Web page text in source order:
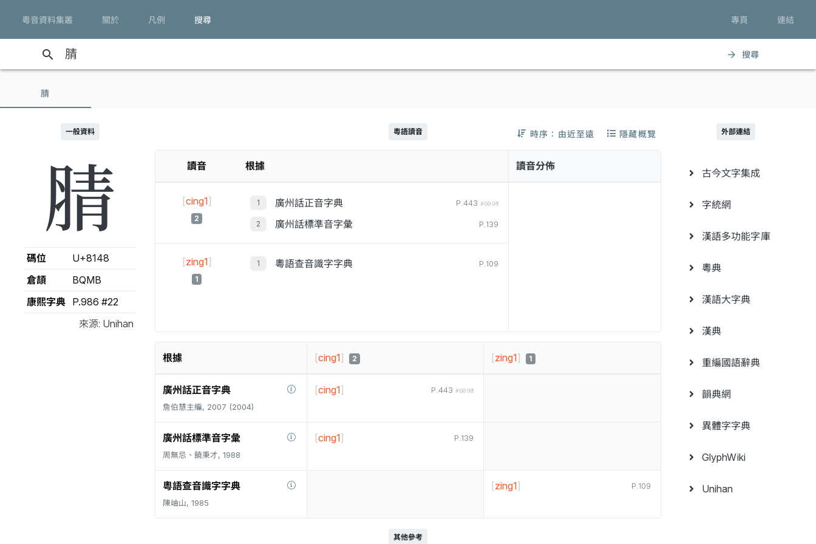
粵音資料集叢 關於 凡例 搜尋 專頁 連結
search arrow_forward 搜尋
腈
一般資料
腈
碼位
U+8148
倉頡
BQMB
康熙字典
P.986 #22
來源: Unihan
粵語讀音 時序：由近至遠 隱藏概覽
讀音 根據
[cing1]
2
廣州話正音字典 P.443 #6098
廣州話標準音字彙 P.139
[zing1]
1
粵語查音識字字典 P.109
讀音分佈
根據 [cing1] 2 [zing1] 1
廣州話正音字典
詹伯慧主編, 2007 (2004)
P.443 #6098
[cing1]
廣州話標準音字彙
周無忌、饒秉才, 1988
P.139
[cing1]
粵語查音識字字典
陳岫山, 1985
P.109
[zing1]
其他參考
外部連結
古今文字集成
字統網
漢語多功能字庫
粵典
漢語大字典
漢典
重編國語辭典
韻典網
異體字字典
GlyphWiki
Unihan